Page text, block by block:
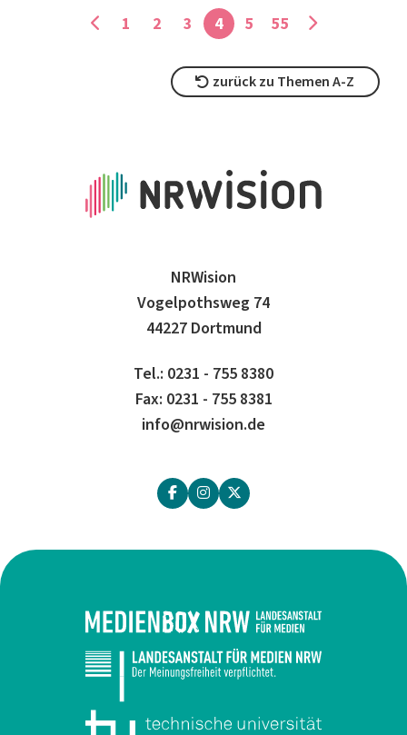
1 2 3 4 5 55
zurück zu Themen A-Z
NRWision
Vogelpothsweg 74
44227 Dortmund
Tel.: 0231 - 755 8380
Fax: 0231 - 755 8381
info@nrwision.de